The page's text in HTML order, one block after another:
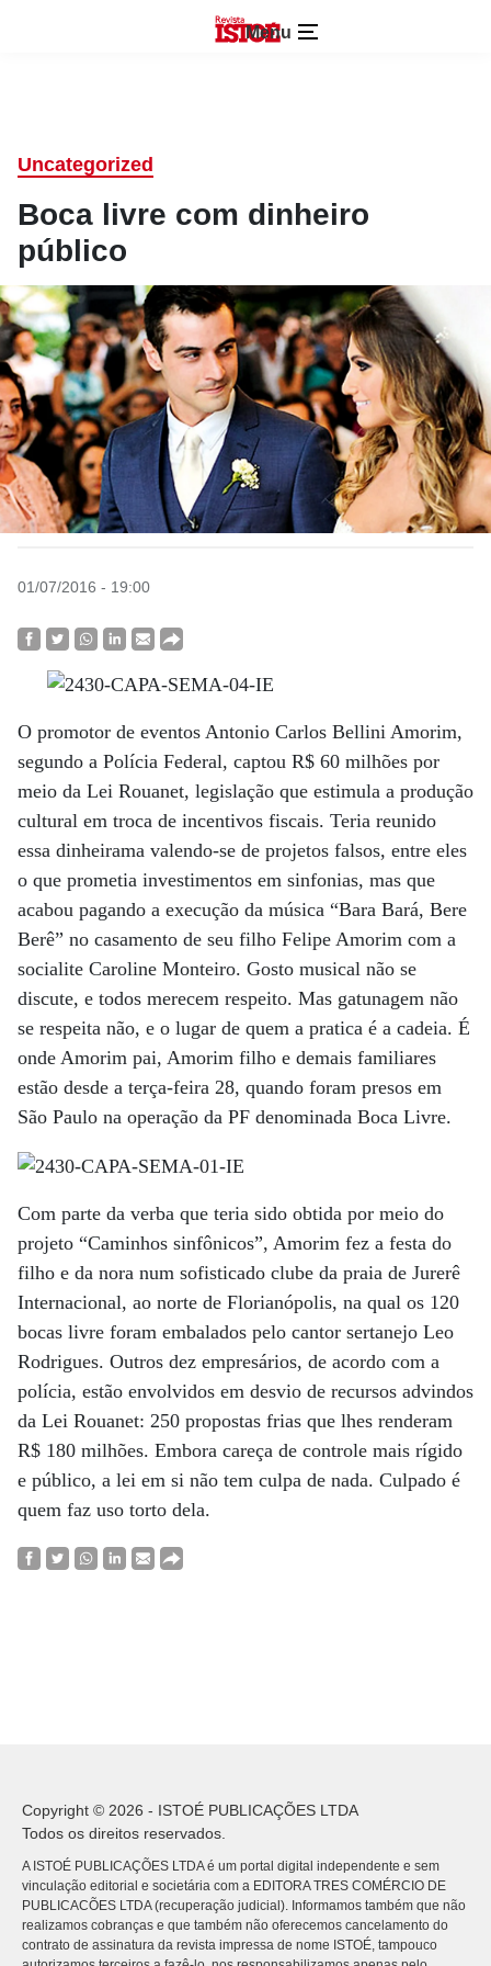
Menu
Uncategorized
Boca livre com dinheiro
público
01/07/2016 - 19:00
O promotor de eventos Antonio Carlos Bellini Amorim,
segundo a Polícia Federal, captou R$ 60 milhões por
meio da Lei Rouanet, legislação que estimula a produção
cultural em troca de incentivos fiscais. Teria reunido
essa dinheirama valendo-se de projetos falsos, entre eles
o que prometia investimentos em sinfonias, mas que
acabou pagando a execução da música “Bara Bará, Bere
Berê” no casamento de seu filho Felipe Amorim com a
socialite Caroline Monteiro. Gosto musical não se
discute, e todos merecem respeito. Mas gatunagem não
se respeita não, e o lugar de quem a pratica é a cadeia. É
onde Amorim pai, Amorim filho e demais familiares
estão desde a terça-feira 28, quando foram presos em
São Paulo na operação da PF denominada Boca Livre.
Com parte da verba que teria sido obtida por meio do
projeto “Caminhos sinfônicos”, Amorim fez a festa do
filho e da nora num sofisticado clube da praia de Jurerê
Internacional, ao norte de Florianópolis, na qual os 120
bocas livre foram embalados pelo cantor sertanejo Leo
Rodrigues. Outros dez empresários, de acordo com a
polícia, estão envolvidos em desvio de recursos advindos
da Lei Rouanet: 250 propostas frias que lhes renderam
R$ 180 milhões. Embora careça de controle mais rígido
e público, a lei em si não tem culpa de nada. Culpado é
quem faz uso torto dela.
Copyright © 2026 - ISTOÉ PUBLICAÇÕES LTDA
Todos os direitos reservados.
A ISTOÉ PUBLICAÇÕES LTDA é um portal digital independente e sem
vinculação editorial e societária com a EDITORA TRES COMÉRCIO DE
PUBLICACÕES LTDA (recuperação judicial). Informamos também que não
realizamos cobranças e que também não oferecemos cancelamento do
contrato de assinatura da revista impressa de nome ISTOÉ, tampouco